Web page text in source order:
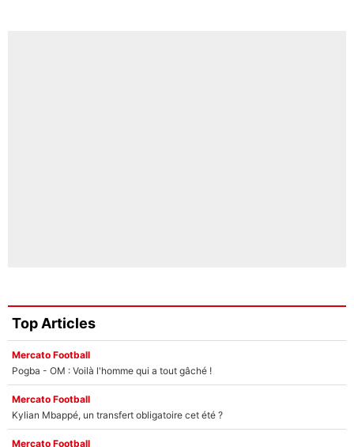
Top Articles
Mercato Football
Pogba - OM : Voilà l'homme qui a tout gâché !
Mercato Football
Kylian Mbappé, un transfert obligatoire cet été ?
Mercato Football